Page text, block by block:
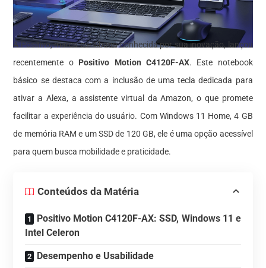
A Positivo, marca curitibana conhecida por sua inovação, lançou
recentemente o Positivo Motion C4120F-AX. Este notebook
básico se destaca com a inclusão de uma tecla dedicada para
ativar a Alexa, a assistente virtual da Amazon, o que promete
facilitar a experiência do usuário. Com Windows 11 Home, 4 GB
de memória RAM e um SSD de 120 GB, ele é uma opção acessível
para quem busca mobilidade e praticidade.
Conteúdos da Matéria
Positivo Motion C4120F-AX: SSD, Windows 11 e
Intel Celeron
Desempenho e Usabilidade